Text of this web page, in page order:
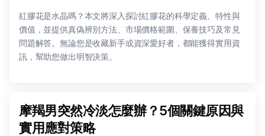
紅膠花是水晶嗎？本文將深入探討紅膠花的科學定義、特性與
價值，並提供真偽辨別方法、市場價格範圍、保養技巧及常見
問題解答。無論您是收藏新手或資深愛好者，都能獲得實用資
訊，幫助您做出明智決策。
摩羯男突然冷淡怎麼辦？5個關鍵原因與
實用應對策略